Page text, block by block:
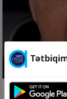
03 avq 2026, 08:59